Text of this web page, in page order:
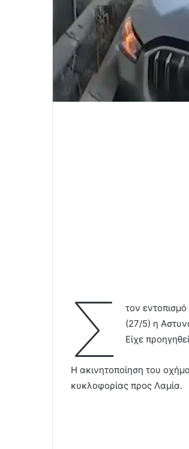
Σ
τον
(27/5) η
Είχε
Η ακινητοποίηση του
κυκλοφορίας προς Λαμία.